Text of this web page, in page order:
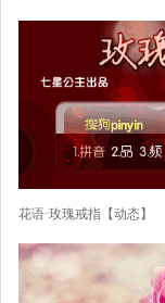
花语·玫瑰戒指【动态】